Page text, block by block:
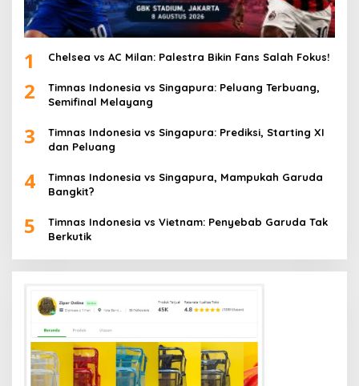
1 Chelsea vs AC Milan: Palestra Bikin Fans Salah Fokus!
2
Timnas Indonesia vs Singapura: Peluang Terbuang,
Semifinal Melayang
3
Timnas Indonesia vs Singapura: Prediksi, Starting XI
dan Peluang
4
Timnas Indonesia vs Singapura, Mampukah Garuda
Bangkit?
5
Timnas Indonesia vs Vietnam: Penyebab Garuda Tak
Berkutik